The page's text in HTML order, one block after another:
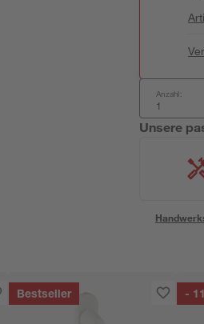
Anzahl:
Unsere
Bestseller -